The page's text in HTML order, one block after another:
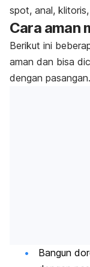
spot, anal,
Cara aman
Berikut ini
aman dan bisa
dengan pasangan.
Bangun